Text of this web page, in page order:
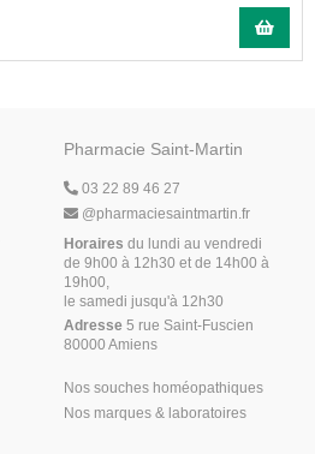
Pharmacie Saint-Martin
03 22 89 46 27
@pharmaciesaintmartin.fr
Horaires du lundi au vendredi
de 9h00 à 12h30 et de 14h00 à
19h00,
le samedi jusqu'à 12h30
Adresse 5 rue Saint-Fuscien
80000 Amiens
Nos souches homéopathiques
Nos marques & laboratoires